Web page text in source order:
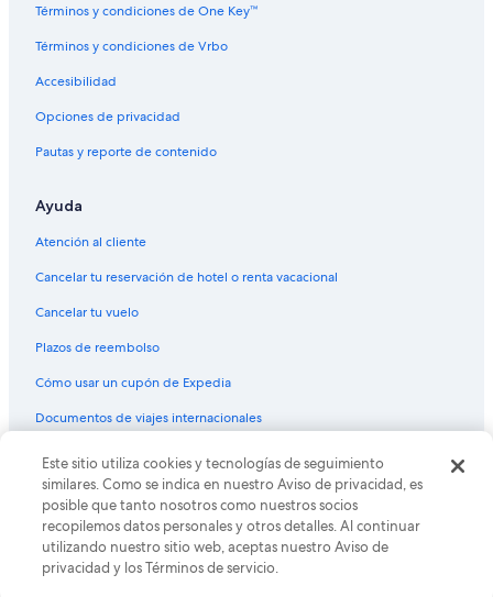
Hoteles todo incluido en Capitol Hill
Hoteles que aceptan mascotas en Capitol Hill
Hoteles en Capitol Hill
Hoteles cerca de Big Sweep
Casas de ciudad en Estación de tren 10th - Osage
Colorado
Hoteles de Motel 6 en Speer
Hoteles en Speer
Hoteles cerca de Centro de convenciones de Colorado
Hoteles cerca de Gart Sports Castle
Hoteles en Baker
Hoteles familiares en Golden Triangle
Hoteles en Golden Triangle
Hoteles cerca de Casa Museo Molly Brown
Términos y condiciones de One Key™
Términos y condiciones de Vrbo
Accesibilidad
Opciones de privacidad
Pautas y reporte de contenido
Ayuda
Atención al cliente
Cancelar tu reservación de hotel o renta vacacional
Cancelar tu vuelo
Plazos de reembolso
Cómo usar un cupón de Expedia
Documentos de viajes internacionales
© 2026 Expedia, Inc., una empresa de Expedia Group. Todos los
derechos reservados. Expedia y el logo de Expedia son marcas
registradas o marcas comerciales de Expedia, Inc. CST# 2029030-50.
Este sitio utiliza cookies y tecnologías de seguimiento
similares. Como se indica en nuestro Aviso de privacidad, es
posible que tanto nosotros como nuestros socios
recopilemos datos personales y otros detalles. Al continuar
utilizando nuestro sitio web, aceptas nuestro Aviso de
privacidad y los Términos de servicio.